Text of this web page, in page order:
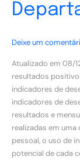
Deixe um
Atualizado em 08/
resultados
indicadores de
indicadores de
resultados e
realizadas em
pessoal, o uso de
potencial de cada